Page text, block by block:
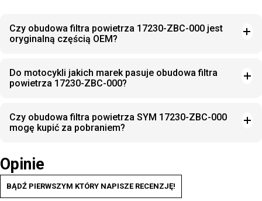
Czy obudowa filtra powietrza 17230-ZBC-000 jest
oryginalną częścią OEM?
Do motocykli jakich marek pasuje obudowa filtra
powietrza 17230-ZBC-000?
Czy obudowa filtra powietrza SYM 17230-ZBC-000
mogę kupić za pobraniem?
Opinie
BĄDŹ PIERWSZYM KTÓRY NAPISZE RECENZJĘ!